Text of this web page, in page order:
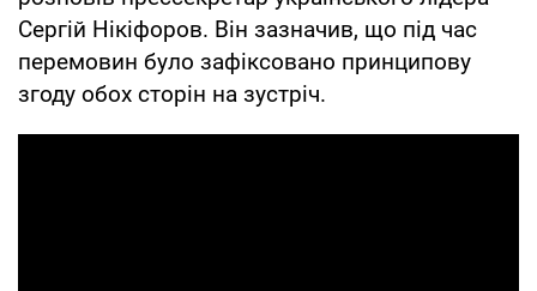
Сергій Нікіфоров. Він зазначив, що під час
перемовин було зафіксовано принципову
згоду обох сторін на зустріч.